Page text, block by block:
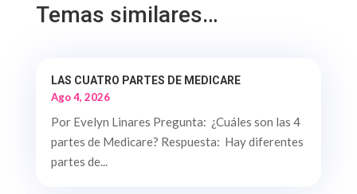
Temas similares…
LAS CUATRO PARTES DE MEDICARE
Ago 4, 2026
Por Evelyn Linares Pregunta: ¿Cuáles son las 4
partes de Medicare? Respuesta: Hay diferentes
partes de...